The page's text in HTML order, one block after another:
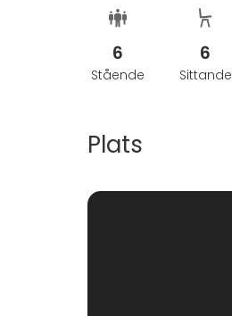
6
Stående
6
Sittande
Plats